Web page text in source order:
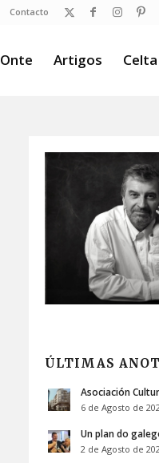
Contacto
Onte Artigos Celta
ÚLTIMAS
Asociación
6 de Agosto de
Un plan do
2 de Agosto de